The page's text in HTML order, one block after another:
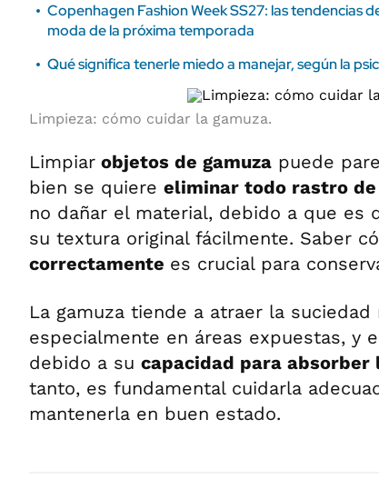
Copenhagen Fashion Week SS27: las tendencias
moda de la próxima temporada
Qué significa tenerle miedo a manejar, según la
Limpieza: cómo cuidar la gamuza.
Limpiar objetos de gamuza puede
bien se quiere eliminar todo rastro de
no dañar el material, debido a que es
su textura original fácilmente. Saber
correctamente es crucial para
La gamuza tiende a atraer la suciedad
especialmente en áreas expuestas, y
debido a su capacidad para absorber
tanto, es fundamental cuidarla
mantenerla en buen estado.